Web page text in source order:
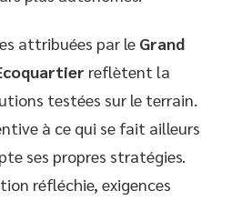
attribuées par le Grand
reflètent la
testées sur le terrain.
à ce qui se fait ailleurs
ses propres stratégies.
réfléchie, exigences